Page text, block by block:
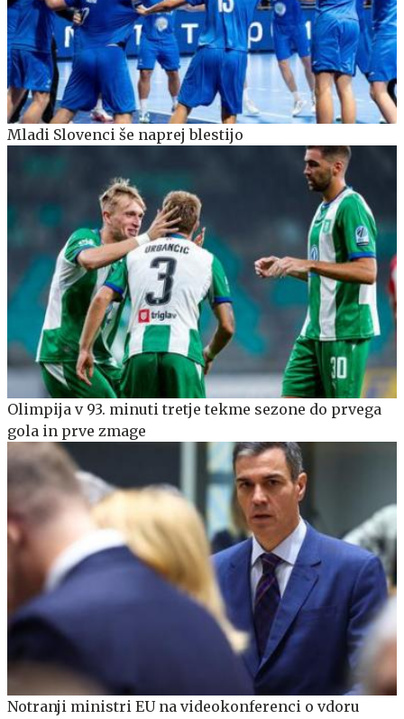
Mladi Slovenci še naprej blestijo
Olimpija v 93. minuti tretje tekme sezone do prvega
gola in prve zmage
Notranji ministri EU na videokonferenci o vdoru